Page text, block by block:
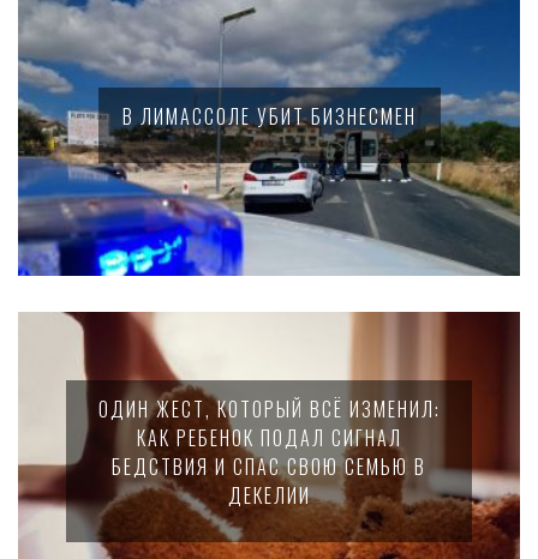
В ЛИМАССОЛЕ УБИТ БИЗНЕСМЕН
ОДИН ЖЕСТ, КОТОРЫЙ ВСЁ ИЗМЕНИЛ:
КАК РЕБЕНОК ПОДАЛ СИГНАЛ
БЕДСТВИЯ И СПАС СВОЮ СЕМЬЮ В
ДЕКЕЛИИ